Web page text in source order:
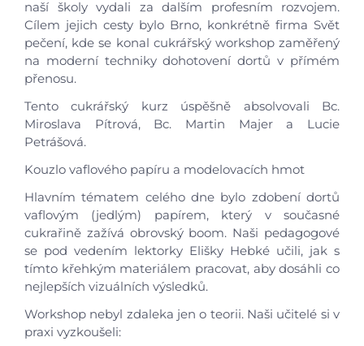
Úvod
Aktuálně
Škola
Studium
naší školy vydali za dalším profesním rozvojem.
Cílem jejich cesty bylo Brno, konkrétně firma Svět
pečení, kde se konal cukrářský workshop zaměřený
na moderní techniky dohotovení dortů v přímém
přenosu.
Tento cukrářský kurz úspěšně absolvovali Bc.
Miroslava Pítrová, Bc. Martin Majer a Lucie
Petrášová.
Kouzlo vaflového papíru a modelovacích hmot
Hlavním tématem celého dne bylo zdobení dortů
vaflovým (jedlým) papírem, který v současné
cukrařině zažívá obrovský boom. Naši pedagogové
se pod vedením lektorky Elišky Hebké učili, jak s
tímto křehkým materiálem pracovat, aby dosáhli co
nejlepších vizuálních výsledků.
Workshop nebyl zdaleka jen o teorii. Naši učitelé si v
praxi vyzkoušeli: